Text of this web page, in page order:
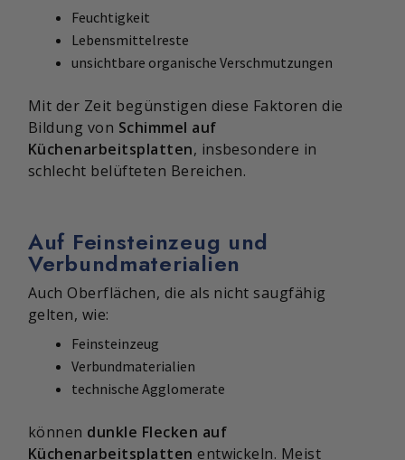
Feuchtigkeit
Lebensmittelreste
unsichtbare organische Verschmutzungen
Mit der Zeit begünstigen diese Faktoren die
Bildung von Schimmel auf
Küchenarbeitsplatten, insbesondere in
schlecht belüfteten Bereichen.
Auf Feinsteinzeug und
Verbundmaterialien
Auch Oberflächen, die als nicht saugfähig
gelten, wie:
Feinsteinzeug
Verbundmaterialien
technische Agglomerate
können dunkle Flecken auf
Küchenarbeitsplatten entwickeln. Meist